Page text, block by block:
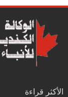
الأكثر قراءة